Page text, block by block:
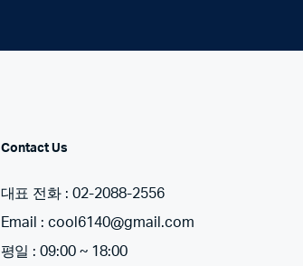
Contact Us
대표 전화 : 02-2088-2556
Email : cool6140@gmail.com
평일 : 09:00 ~ 18:00